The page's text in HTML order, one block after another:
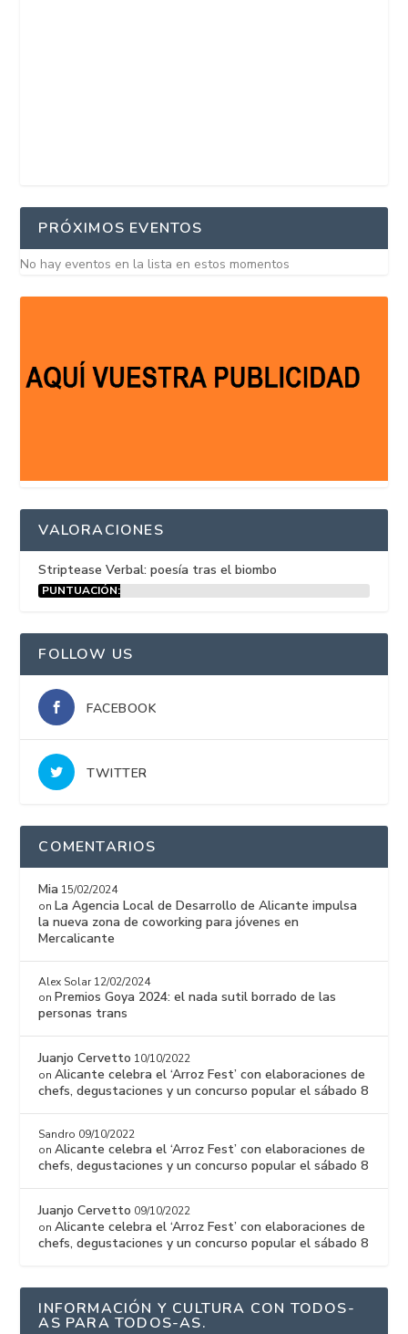
PRÓXIMOS EVENTOS
No hay eventos en la lista en estos momentos
VALORACIONES
Striptease Verbal: poesía tras el biombo
PUNTUACIÓN:
FOLLOW US
FACEBOOK
TWITTER
COMENTARIOS
Mia 15/02/2024
on La Agencia Local de Desarrollo de Alicante impulsa
la nueva zona de coworking para jóvenes en
Mercalicante
Alex Solar 12/02/2024
on Premios Goya 2024: el nada sutil borrado de las
personas trans
Juanjo Cervetto 10/10/2022
onAlicante celebra el ‘Arroz Fest’ con elaboraciones de
chefs, degustaciones y un concurso popular el sábado 8
Sandro 09/10/2022
onAlicante celebra el ‘Arroz Fest’ con elaboraciones de
chefs, degustaciones y un concurso popular el sábado 8
Juanjo Cervetto 09/10/2022
onAlicante celebra el ‘Arroz Fest’ con elaboraciones de
chefs, degustaciones y un concurso popular el sábado 8
INFORMACIÓN Y CULTURA CON TODOS-
AS PARA TODOS-AS.